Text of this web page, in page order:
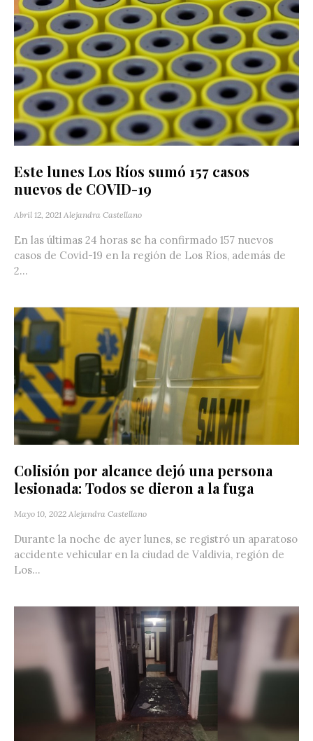
Este lunes Los Ríos sumó 157 casos
nuevos de COVID-19
Abril 12, 2021 Alejandra Castellano
En las últimas 24 horas se ha confirmado 157 nuevos
casos de Covid-19 en la región de Los Ríos, además de
2...
Colisión por alcance dejó una persona
lesionada: Todos se dieron a la fuga
Mayo 10, 2022 Alejandra Castellano
Durante la noche de ayer lunes, se registró un aparatoso
accidente vehicular en la ciudad de Valdivia, región de
Los...